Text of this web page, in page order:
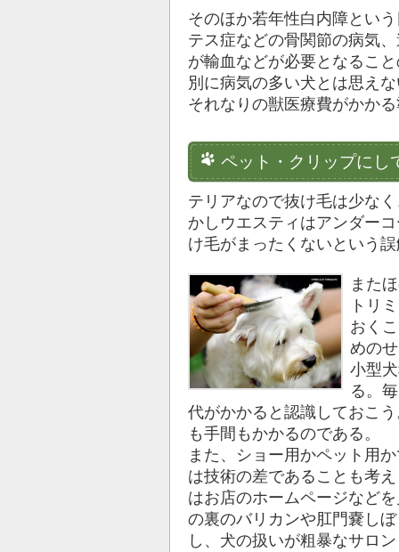
そのほか若年性白内障とい
テス症などの骨関節の病気
が輸血などが必要となるこ
別に病気の多い犬とは思え
それなりの獣医療費がかか
ペット・クリップにし
テリアなので抜け毛は少な
かしウエスティはアンダー
け毛がまったくないという
また
トリ
おく
めの
小型
る。
代がかかると認識しておこ
も手間もかかるのである。
また、ショー用かペット用
は技術の差であることも考
はお店のホームページなど
の裏のバリカンや肛門嚢し
し、犬の扱いが粗暴なサロ